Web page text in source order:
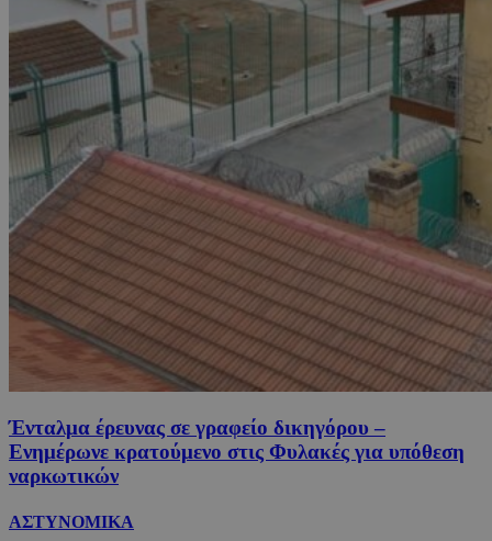
Ένταλμα έρευνας σε γραφείο δικηγόρου –
Ενημέρωνε κρατούμενο στις Φυλακές για υπόθεση
ναρκωτικών
ΑΣΤΥΝΟΜΙΚΑ